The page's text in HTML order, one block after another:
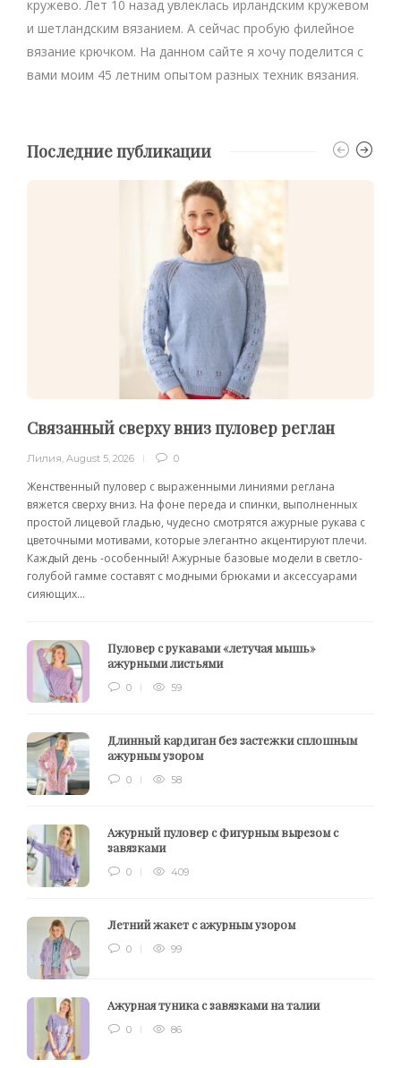
кружево. Лет 10 назад увлеклась ирландским кружевом
и шетландским вязанием. А сейчас пробую филейное
вязание крючком. На данном сайте я хочу поделится с
вами моим 45 летним опытом разных техник вязания.
Последние публикации
Связанный сверху вниз пуловер реглан
Лилия August 5, 2026 0
Женственный пуловер с выраженными линиями реглана
вяжется сверху вниз. На фоне переда и спинки, выполненных
простой лицевой гладью, чудесно смотрятся ажурные рукава с
цветочными мотивами, которые элегантно акцентируют плечи.
Каждый день -особенный! Ажурные базовые модели в светло-
голубой гамме составят с модными брюками и аксессуарами
сияющих...
Пуловер с рукавами «летучая мышь»
ажурными листьями
0 59
Длинный кардиган без застежки сплошным
ажурным узором
0 58
Ажурный пуловер с фигурным вырезом с
завязками
0 409
Летний жакет с ажурным узором
0 99
Ажурная туника с завязками на талии
0 86